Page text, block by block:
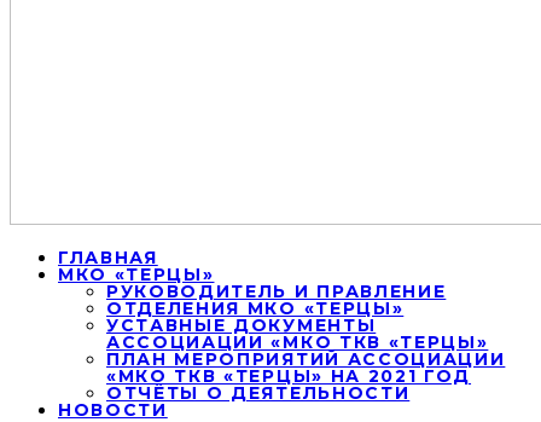
ГЛАВНАЯ
МКО «ТЕРЦЫ»
РУКОВОДИТЕЛЬ И ПРАВЛЕНИЕ
ОТДЕЛЕНИЯ МКО «ТЕРЦЫ»
УСТАВНЫЕ ДОКУМЕНТЫ
АССОЦИАЦИИ «МКО ТКВ «ТЕРЦЫ»
ПЛАН МЕРОПРИЯТИЙ АССОЦИАЦИИ
«МКО ТКВ «ТЕРЦЫ» НА 2021 ГОД
ОТЧЁТЫ О ДЕЯТЕЛЬНОСТИ
НОВОСТИ